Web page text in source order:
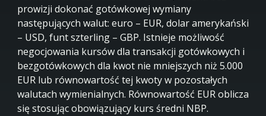
prowizji dokonać gotówkowej wymiany
następujących walut: euro – EUR, dolar amerykański
– USD, funt szterling – GBP. Istnieje możliwość
negocjowania kursów dla transakcji gotówkowych i
bezgotówkowych dla kwot nie mniejszych niż 5.000
EUR lub równowartość tej kwoty w pozostałych
walutach wymienialnych. Równowartość EUR oblicza
się stosując obowiązujący kurs średni NBP.